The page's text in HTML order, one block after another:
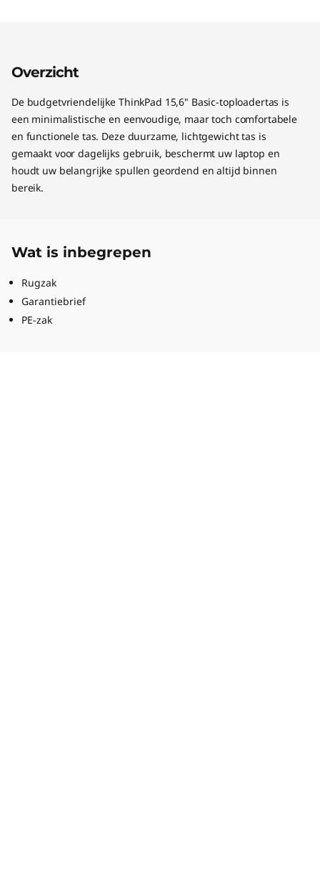
Overzicht
De budgetvriendelijke ThinkPad 15,6" Basic-toploadertas is
een minimalistische en eenvoudige, maar toch comfortabele
en functionele tas. Deze duurzame, lichtgewicht tas is
gemaakt voor dagelijks gebruik, beschermt uw laptop en
houdt uw belangrijke spullen geordend en altijd binnen
bereik.
Wat is inbegrepen
Rugzak
Garantiebrief
PE-zak